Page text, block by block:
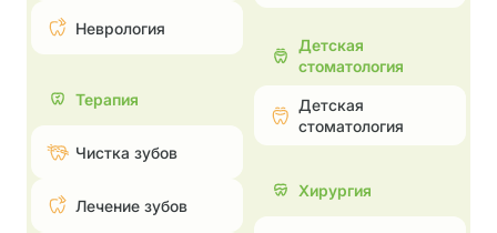
Неврология
Терапия
Чистка зубов
Лечение зубов
Детская
стоматология
Детская
стоматология
Хирургия